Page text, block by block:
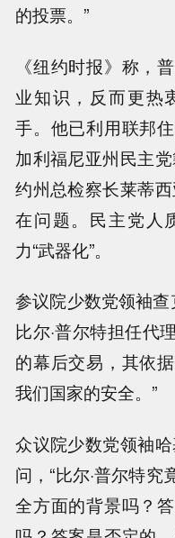
的投票。”
《纽约时报》称，
业知识，反而更热
手。他已利用联邦
加利福尼亚州民主
约州总检察长莱蒂
在问题。民主党人
力“武器化”。
参议院少数党领袖查
比尔·普尔特担任代
的幕后交易，其依
我们国家的安全。”
众议院少数党领袖
问，“比尔·普尔特
全方面的背景吗？